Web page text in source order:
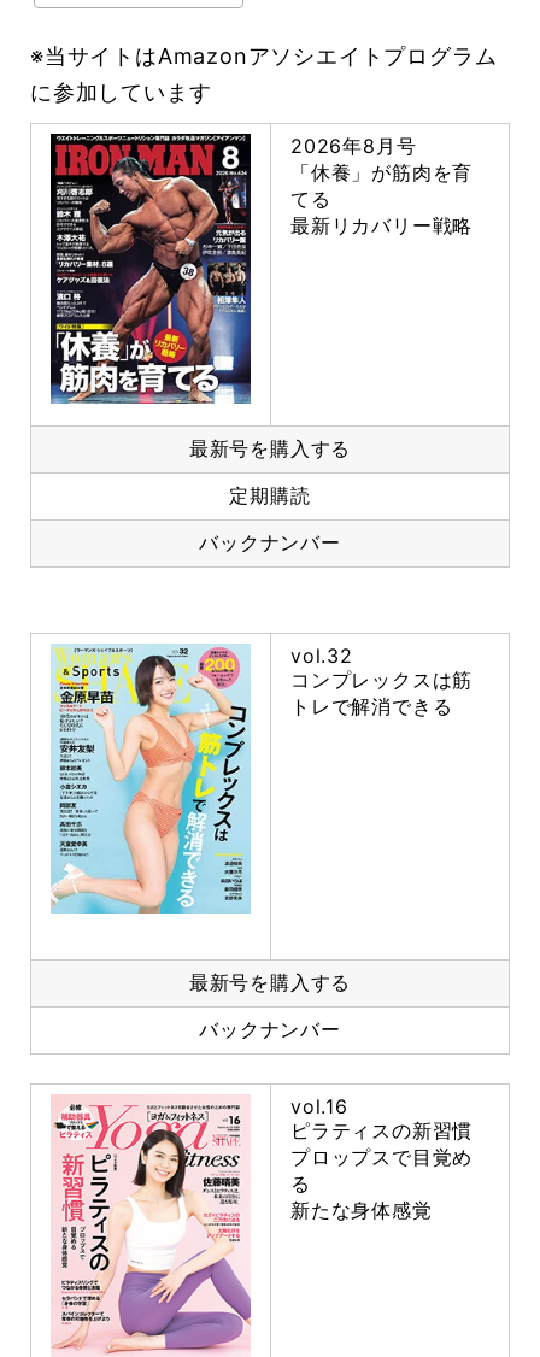
※当サイトはAmazonアソシエイトプログラム
に参加しています
2026年8月号
「休養」が筋肉を育
てる
最新リカバリー戦略
最新号を購入する
定期購読
バックナンバー
vol.32
コンプレックスは筋
トレで解消できる
最新号を購入する
バックナンバー
vol.16
ピラティスの新習慣
プロップスで目覚め
る
新たな身体感覚